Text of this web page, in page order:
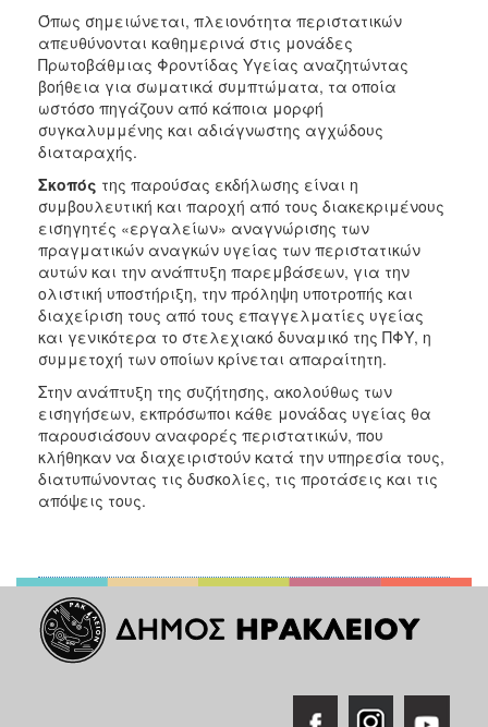
Όπως σημειώνεται, πλειονότητα περιστατικών
απευθύνονται καθημερινά στις μονάδες
Πρωτοβάθμιας Φροντίδας Υγείας αναζητώντας
βοήθεια για σωματικά συμπτώματα, τα οποία
ωστόσο πηγάζουν από κάποια μορφή
συγκαλυμμένης και αδιάγνωστης αγχώδους
διαταραχής.
Σκοπός της παρούσας εκδήλωσης είναι η
συμβουλευτική και παροχή από τους διακεκριμένους
εισηγητές «εργαλείων» αναγνώρισης των
πραγματικών αναγκών υγείας των περιστατικών
αυτών και την ανάπτυξη παρεμβάσεων, για την
ολιστική υποστήριξη, την πρόληψη υποτροπής και
διαχείριση τους από τους επαγγελματίες υγείας
και γενικότερα το στελεχιακό δυναμικό της ΠΦΥ, η
συμμετοχή των οποίων κρίνεται απαραίτητη.
Στην ανάπτυξη της συζήτησης, ακολούθως των
εισηγήσεων, εκπρόσωποι κάθε μονάδας υγείας θα
παρουσιάσουν αναφορές περιστατικών, που
κλήθηκαν να διαχειριστούν κατά την υπηρεσία τους,
διατυπώνοντας τις δυσκολίες, τις προτάσεις και τις
απόψεις τους.